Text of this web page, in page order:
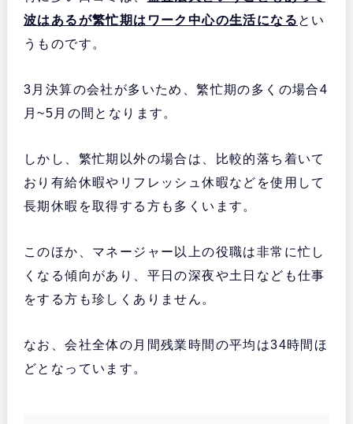
波はあるが繁忙期はワーク中心の生活になる とい
うものです。
3月決算の会社が多いため、繁忙期の多くの場合4
月~5月の間となります。
しかし、繁忙期以外の場合は、比較的落ち着いて
おり有給休暇やリフレッシュ休暇などを使用して
長期休暇を取得する方も多くいます。
このほか、マネージャー以上の役職は非常に忙し
くなる傾向があり、平日の深夜や土日なども仕事
をする方も珍しくありません。
なお、会社全体の月間残業時間の平均は34時間ほ
どとなっています。